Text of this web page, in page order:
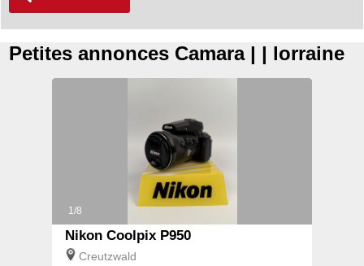
Petites annonces Camara | | lorraine
1/8
Nikon Coolpix P950
Creutzwald